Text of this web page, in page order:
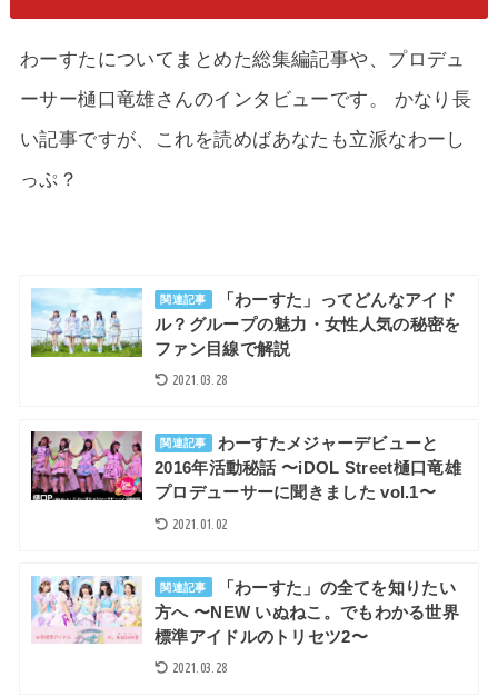
わーすたについてまとめた総集編記事や、プロデュ
ーサー樋口竜雄さんのインタビューです。 かなり長
い記事ですが、これを読めばあなたも立派なわーし
っぷ？
関連記事
「わーすた」ってどんなアイド
ル？グループの魅力・女性人気の秘密を
ファン目線で解説
2021.03.28
関連記事
わーすたメジャーデビューと
2016年活動秘話 〜iDOL Street樋口竜雄
プロデューサーに聞きました vol.1〜
2021.01.02
関連記事
「わーすた」の全てを知りたい
方へ 〜NEW いぬねこ。でもわかる世界
標準アイドルのトリセツ2〜
2021.03.28